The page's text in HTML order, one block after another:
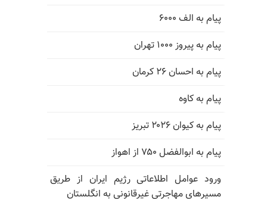
پیام به الف ۶۰۰۰
پیام به پیروز ۱۰۰۰ تهران
پیام به احسان ۲۶ کرمان
پیام به کاوه
پیام به کیوان ۲۰۲۶ تبریز
پیام به ابوالفضل ۷۵۰ از اهواز
ورود عوامل اطلاعاتی رژیم ایران از طریق
مسیرهای مهاجرتی غیرقانونی به انگلستان